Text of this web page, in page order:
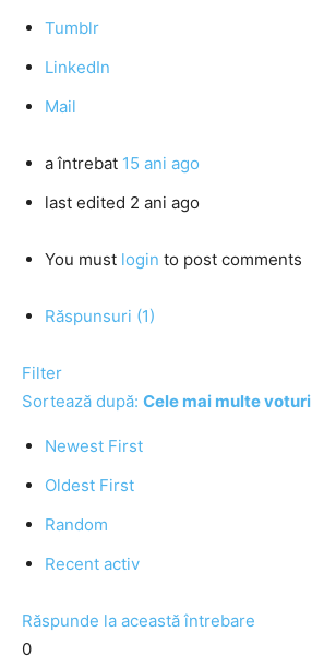
Tumblr
LinkedIn
Mail
a întrebat 15 ani ago
last edited 2 ani ago
You must login to post comments
Răspunsuri (1)
Filter
Sortează după: Cele mai multe voturi
Newest First
Oldest First
Random
Recent activ
Răspunde la această întrebare
0